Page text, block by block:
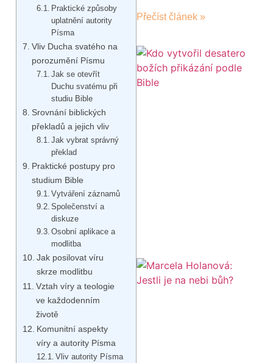
Praktické způsoby
uplatnění autority
Písma
Vliv Ducha svatého na
porozumění Písmu
Jak se otevřít
Duchu svatému při
studiu Bible
Srovnání biblických
překladů a jejich vliv
Jak vybrat správný
překlad
Praktické postupy pro
studium Bible
Vytváření záznamů
Společenství a
diskuze
Osobní aplikace a
modlitba
Jak posilovat víru
skrze modlitbu
Vztah víry a teologie
ve každodenním
životě
Komunitní aspekty
víry a autority Písma
Vliv autority Písma
Přečíst článek »